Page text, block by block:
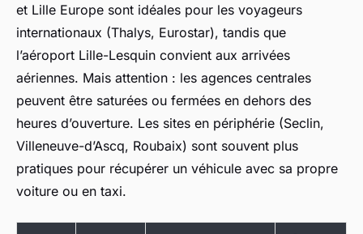
et Lille Europe sont idéales pour les voyageurs
internationaux (Thalys, Eurostar), tandis que
l’aéroport Lille-Lesquin convient aux arrivées
aériennes. Mais attention : les agences centrales
peuvent être saturées ou fermées en dehors des
heures d’ouverture. Les sites en périphérie (Seclin,
Villeneuve-d’Ascq, Roubaix) sont souvent plus
pratiques pour récupérer un véhicule avec sa propre
voiture ou en taxi.